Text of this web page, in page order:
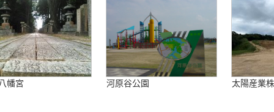
幡宮 河原谷公園 太陽産業